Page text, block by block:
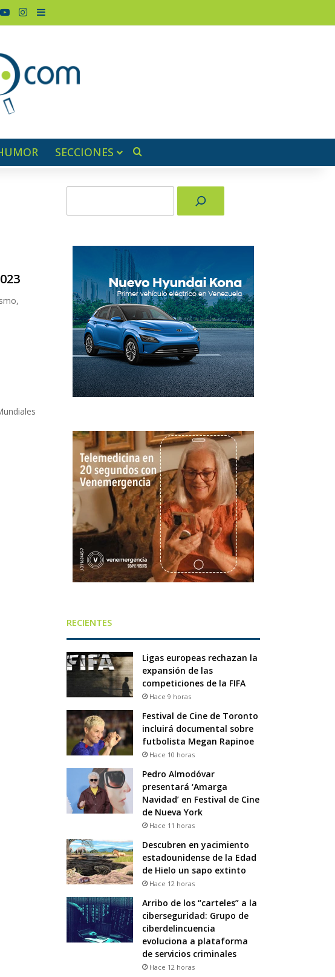
YouTubeInstagram
Barra lateral
SECCIONES
RECIENTES
Ligas europeas rechazan la
expansión de las
competiciones de la FIFA
Hace 9 horas
Festival de Cine de Toronto
incluirá documental sobre
futbolista Megan Rapinoe
Hace 10 horas
Pedro Almodóvar
presentará ‘Amarga
Navidad’ en Festival de Cine
de Nueva York
Hace 11 horas
Descubren en yacimiento
estadounidense de la Edad
de Hielo un sapo extinto
Hace 12 horas
Arribo de los “carteles” a la
ciberseguridad: Grupo de
ciberdelincuencia
evoluciona a plataforma
de servicios criminales
Hace 12 horas